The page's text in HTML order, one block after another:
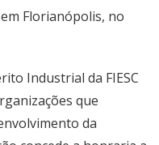
Florianópolis, no
Industrial da FIESC
que
da